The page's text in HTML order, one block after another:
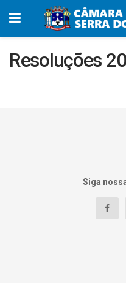
Resoluções
Siga